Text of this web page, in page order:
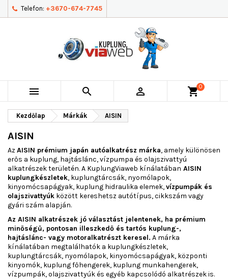
Telefon: +3670-674-7745
   shopping_cart0
Kezdőlap Márkák AISIN
AISIN
Az AISIN prémium japán autóalkatrész márka, amely különösen
erős a kuplung, hajtáslánc, vízpumpa és olajszivattyú
alkatrészek területén. A KuplungViaweb kínálatában AISIN
kuplungkészletek, kuplungtárcsák, nyomólapok,
kinyomócsapágyak, kuplung hidraulika elemek,vízpumpák és
olajszivattyúk között kereshetsz autótípus, cikkszám vagy
gyári szám alapján.
Az AISIN alkatrészek jó választást jelentenek, ha prémium
minőségű, pontosan illeszkedő és tartós kuplung-,
hajtáslánc- vagy motoralkatrészt keresel. A márka
kínálatában megtalálhatók a kuplungkészletek,
kuplungtárcsák, nyomólapok, kinyomócsapágyak, központi
kinyomók, kuplung főhengerek, kuplung munkahengerek,
vízpumpák, olajszivattyúk és egyéb kapcsolódó alkatrészek is.